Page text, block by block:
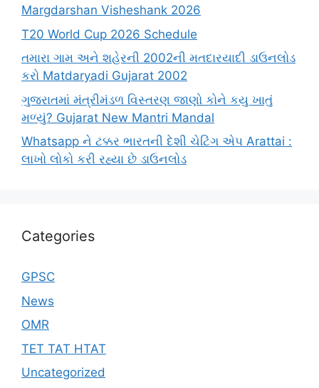
Margdarshan Visheshank 2026
T20 World Cup 2026 Schedule
તમારા ગામ અને શહેરની 2002ની મતદારયાદી ડાઉનલોડ
કરો Matdaryadi Gujarat 2002
ગુજરાતમાં મંત્રીમંડળ વિસ્તરણ જાણો કોને કયુ ખાતું
મળ્યું? Gujarat New Mantri Mandal
Whatsapp ને ટક્કર ભારતની દેશી ચેટિંગ એપ Arattai :
લાખો લોકો કરી રહ્યા છે ડાઉનલોડ
Categories
GPSC
News
OMR
TET TAT HTAT
Uncategorized